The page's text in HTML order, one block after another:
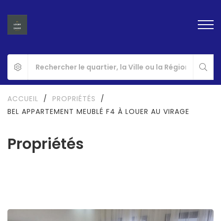
Propriétés
ACCUEIL / PROPRIÉTÉS
/
BEL APPARTEMENT MEUBLÉ F4 À LOUER AU VIRAGE